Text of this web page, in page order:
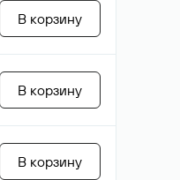
В корзину
В корзину
В корзину